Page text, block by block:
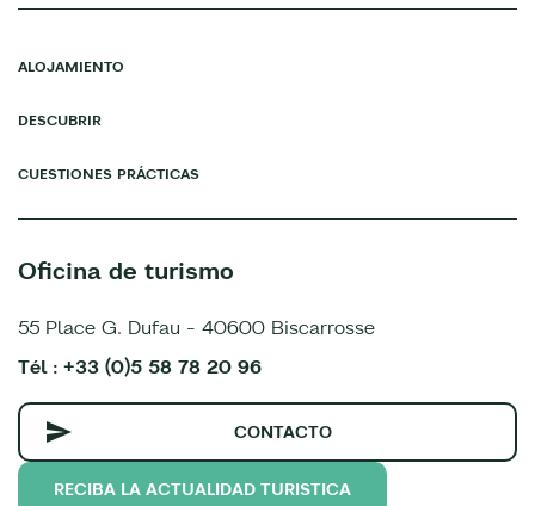
ALOJAMIENTO
DESCUBRIR
CUESTIONES PRÁCTICAS
Oficina de turismo
55 Place G. Dufau - 40600 Biscarrosse
Tél : +33 (0)5 58 78 20 96
CONTACTO
RECIBA LA ACTUALIDAD TURISTICA